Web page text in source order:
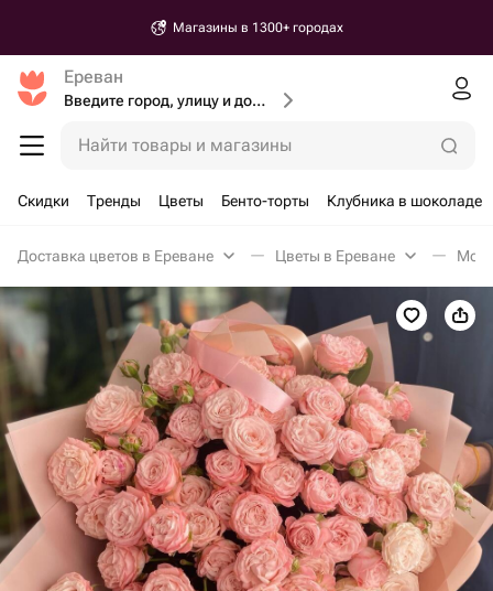
Магазины в 1300+ городах
Ереван
Введите город, улицу и дом доставки
Найти товары и магазины
Скидки Тренды Цветы Бенто-торты Клубника в шоколаде
Доставка цветов в Ереване Цветы в Ереване